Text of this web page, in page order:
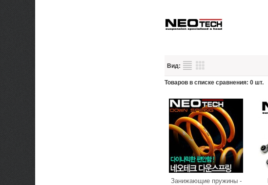
Вид:
Товаров в списке сравнения: 0 шт.
Занижающие пружины -